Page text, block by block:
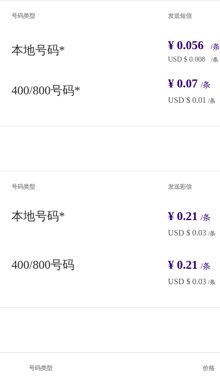
号码类型 发送短信
本地号码* ¥ 0.056 /条
USD $ 0.008 /条
400/800号码*
¥ 0.07 /条
USD $ 0.01 /条
号码类型 发送彩信
本地号码* ¥ 0.21 /条
USD $ 0.03 /条
400/800号码 ¥ 0.21 /条
USD $ 0.03 /条
号码类型 价格